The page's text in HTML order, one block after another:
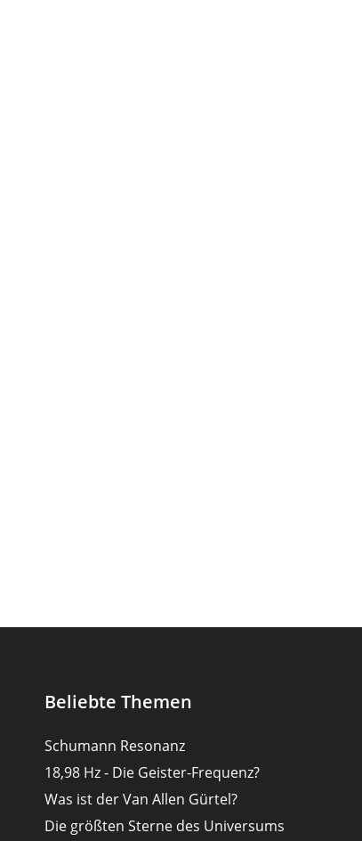
Beliebte Themen
Schumann Resonanz
18,98 Hz - Die Geister-Frequenz?
Was ist der Van Allen Gürtel?
Die größten Sterne des Universums